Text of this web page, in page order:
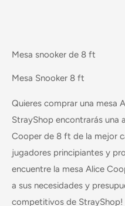
Mesa snooker de 8 ft
Mesa Snooker 8 ft
Quieres comprar una mesa
StrayShop encontrarás una
Cooper de 8 ft de la mejor
jugadores principiantes y
encuentre la mesa Alice
a sus necesidades y
competitivos de StrayShop!